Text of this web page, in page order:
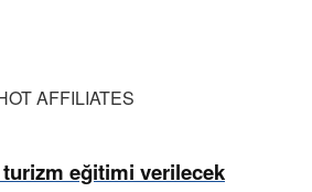
AFFILIATES
eğitimi verilecek